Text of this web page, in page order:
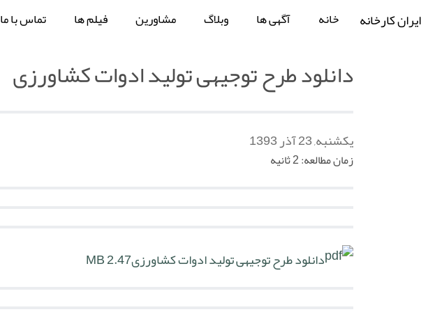
ایران کارخانه خانه آگهی ها وبلاگ مشاورین فیلم ها تماس با ما
دانلود طرح توجیهی تولید ادوات کشاورزی
یکشنبه, 23 آذر 1393
زمان مطالعه: 2 ثانیه
دانلود طرح توجیهی تولید ادوات کشاورزی2.47 MB